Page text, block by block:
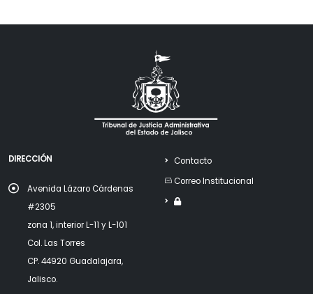
DIRECCIÓN
Avenida Lázaro Cárdenas
#2305
zona 1, interior L-11 y L-101
Col. Las Torres
CP. 44920 Guadalajara,
Jalisco.
Contacto
Correo Institucional